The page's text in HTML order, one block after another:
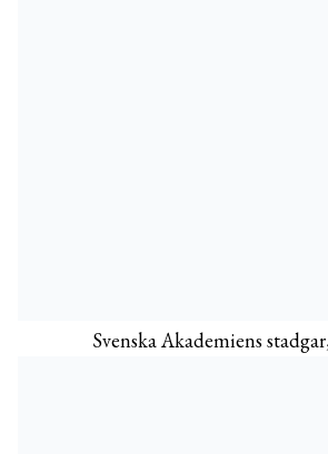
Svenska Akademiens